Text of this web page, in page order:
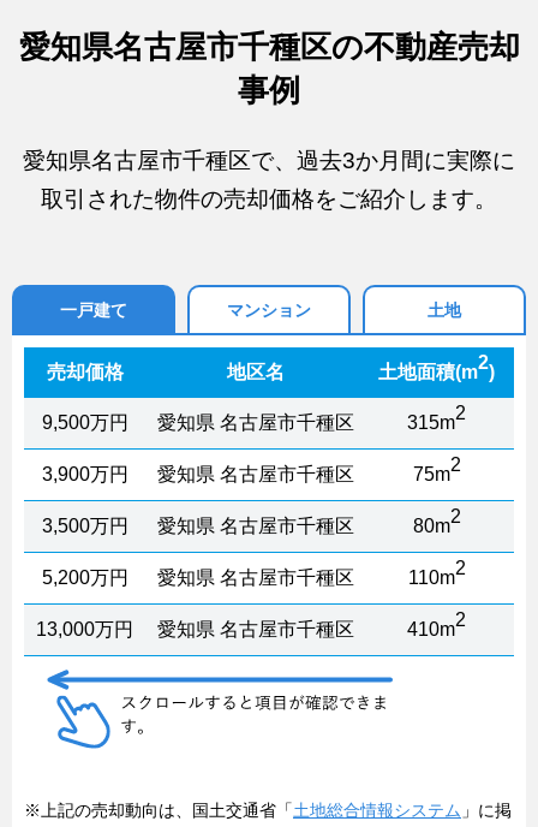
愛知県名古屋市千種区の不動産売却
事例
愛知県名古屋市千種区で、過去3か月間に実際に
取引された物件の売却価格をご紹介します。
一戸建て マンション 土地
売却価格 地区名 土地面積(m2)
9,500万円 愛知県 名古屋市千種区 315m2
3,900万円 愛知県 名古屋市千種区 75m2
3,500万円 愛知県 名古屋市千種区 80m2
5,200万円 愛知県 名古屋市千種区 110m2
13,000万円 愛知県 名古屋市千種区 410m2
※上記の売却動向は、国土交通省「土地総合情報システム 」に掲